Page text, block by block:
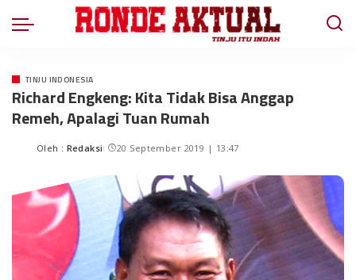
TINJU INDONESIA
Richard Engkeng: Kita Tidak Bisa Anggap
Remeh, Apalagi Tuan Rumah
Oleh : Redaksi 20 September 2019 | 13:47